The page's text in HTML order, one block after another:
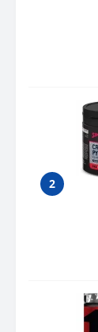
Теріні
2